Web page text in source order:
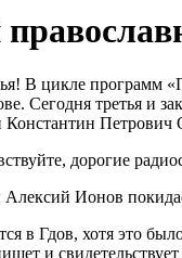
В цикле программ
Сегодня третья и
дорогие
Ионов
в Гдов, хотя это
и